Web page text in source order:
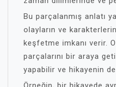
Bu parçalanmış anlatı
olayların ve
keşfetme imkanı verir.
parçalarını bir araya
yapabilir ve hikayenin